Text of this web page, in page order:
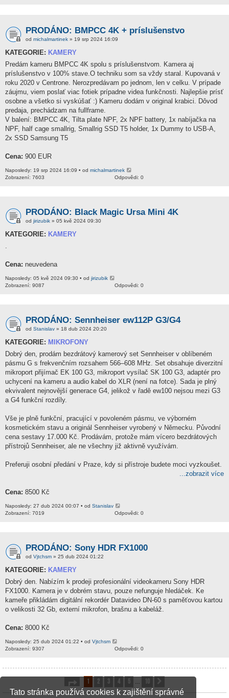
Tato stránka používá cookies k zajištění správné
PRODÁNO: BMPCC 4K + príslušenstvo
od michalmartinek » 19 srp 2024 16:09
KATEGORIE: KAMERY
Predám kameru BMPCC 4K spolu s príslušenstvom. Kamera aj
príslušenstvo v 100% stave.O techniku som sa vždy staral. Kupovaná v
roku 2020 v Centrone. Nerozpredávam po jednom, len v celku. V prípade
záujmu, viem poslať viac fotiek prípadne videa funkčnosti. Najlepšie prísť
osobne a všetko si vyskúšať :) Kameru dodám v original krabici. Dôvod
predaja, prechádzam na fullframe.
V balení: BMPCC 4K, Tilta plate NPF, 2x NPF battery, 1x nabíjačka na
NPF, half cage smallrig, Smallrig SSD T5 holder, 1x Dummy to USB-A,
2x SSD Samsung T5
Cena: 900 EUR
Naposledy: 19 srp 2024 16:09 • od michalmartinek
Odpovědi: 0
Zobrazení: 7603
PRODÁNO: Black Magic Ursa Mini 4K
od jirizubik » 05 kvě 2024 09:30
KATEGORIE: KAMERY
.
Cena: neuvedena
Naposledy: 05 kvě 2024 09:30 • od jirizubik
Odpovědi: 0
Zobrazení: 9087
PRODÁNO: Sennheiser ew112P G3/G4
od Stanislav » 18 dub 2024 20:20
KATEGORIE: MIKROFONY
Dobrý den, prodám bezdrátový kamerový set Sennheiser v oblíbeném
pásmu G s frekvenčním rozsahem 566–608 MHz. Set obsahuje diverzitní
mikroport přijímač EK 100 G3, mikroport vysílač SK 100 G3, adaptér pro
uchycení na kameru a audio kabel do XLR (není na fotce). Sada je plný
ekvivalent nejnovější generace G4, jelikož v řadě ew100 nejsou mezi G3
a G4 funkční rozdíly.
Vše je plně funkční, pracující v povoleném pásmu, ve výborném
kosmetickém stavu a originál Sennheiser vyrobený v Německu. Původní
cena sestavy 17.000 Kč. Prodávám, protože mám vícero bezdrátových
přístrojů Sennheiser, ale ne všechny již aktivně využívám.
Preferuji osobní předání v Praze, kdy si přístroje budete moci vyzkoušet.
...zobrazit více
Cena: 8500 Kč
Naposledy: 27 dub 2024 00:07 • od Stanislav
Odpovědi: 0
Zobrazení: 7019
PRODÁNO: Sony HDR FX1000
od Vjtchsm » 25 dub 2024 01:22
KATEGORIE: KAMERY
Dobrý den. Nabízím k prodeji profesionální videokameru Sony HDR
FX1000. Kamera je v dobrém stavu, pouze nefunguje hledáček. Ke
kameře přikládám digitální rekordér Datavideo DN-60 s paměťovou kartou
o velikosti 32 Gb, externí mikrofon, brašnu a kabeláž.
Cena: 8000 Kč
Naposledy: 25 dub 2024 01:22 • od Vjtchsm
Odpovědi: 0
Zobrazení: 9307
Stránka 1z 10
1 2 3 4 10